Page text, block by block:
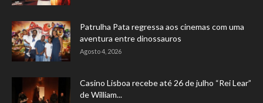
Patrulha Pata regressa aos cinemas com uma
aventura entre dinossauros
Agosto 4, 2026
Casino Lisboa recebe até 26 de julho “Rei Lear”
de William...